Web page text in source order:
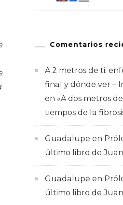
Comentarios
A 2 metros de ti:
final y dónde ver –
en «A dos metros
tiempos de la
Guadalupe en
último libro de
Guadalupe en
último libro de